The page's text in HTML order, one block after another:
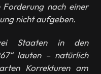
nach einer
nicht aufgeben.
Staaten in den
lauten – natürlich
Korrekturen am